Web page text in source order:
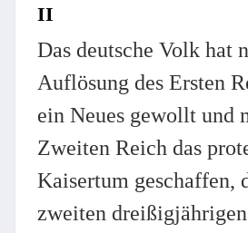
II
Das deutsche Volk hat
Auflösung des Ersten
ein Neues gewollt und
Zweiten Reich das
Kaisertum geschaffen,
zweiten